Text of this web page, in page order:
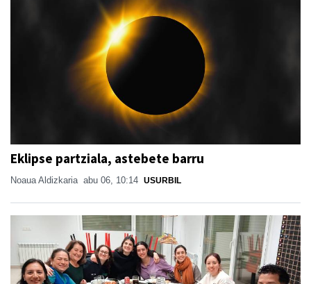
Eklipse partziala, astebete barru
Noaua Aldizkaria abu 06, 10:14 USURBIL